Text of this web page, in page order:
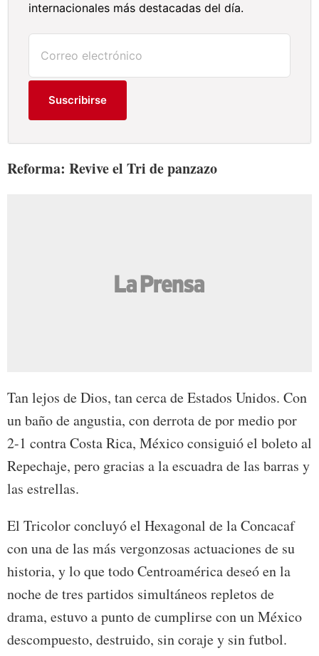
internacionales más destacadas del día.
Suscribirse
Reforma: Revive el Tri de panzazo
Tan lejos de Dios, tan cerca de Estados Unidos. Con
un baño de angustia, con derrota de por medio por
2-1 contra Costa Rica, México consiguió el boleto al
Repechaje, pero gracias a la escuadra de las barras y
las estrellas.
El Tricolor concluyó el Hexagonal de la Concacaf
con una de las más vergonzosas actuaciones de su
historia, y lo que todo Centroamérica deseó en la
noche de tres partidos simultáneos repletos de
drama, estuvo a punto de cumplirse con un México
descompuesto, destruido, sin coraje y sin futbol.